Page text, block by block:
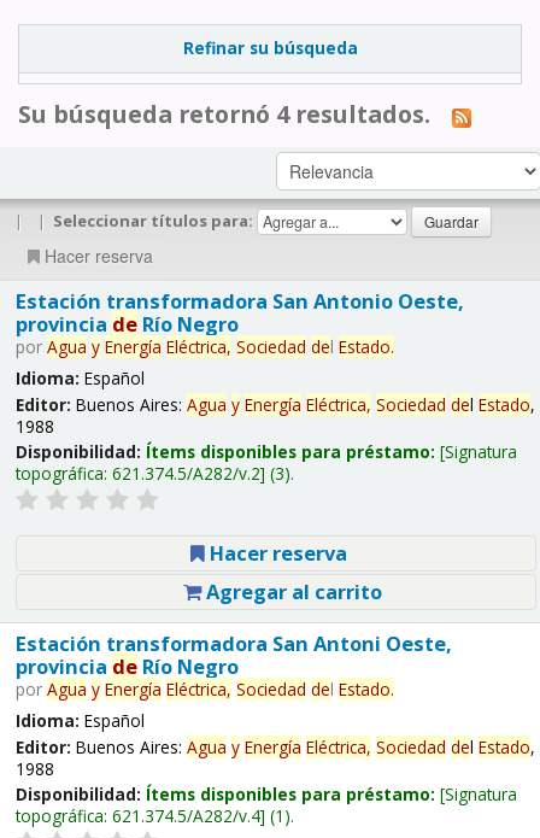
Refinar su búsqueda
Su búsqueda retornó 4 resultados.
| | Seleccionar títulos para:
Hacer reserva
Estación transformadora San Antonio Oeste,
provincia deRío Negro
por Agua y Energía Eléctrica, Sociedad del Estado.
Idioma: Español
Editor: Buenos Aires: Agua y Energía Eléctrica, Sociedad del Estado,
1988
Disponibilidad: Ítems disponibles para préstamo: Signatura
topográfica: 621.374.5/A282/v.2 (3).
Hacer reserva
Agregar al carrito
Estación transformadora San Antoni Oeste,
provincia deRío Negro
por Agua y Energía Eléctrica, Sociedad del Estado.
Idioma: Español
Editor: Buenos Aires: Agua y Energía Eléctrica, Sociedad del Estado,
1988
Disponibilidad: Ítems disponibles para préstamo: Signatura
topográfica: 621.374.5/A282/v.4 (1).